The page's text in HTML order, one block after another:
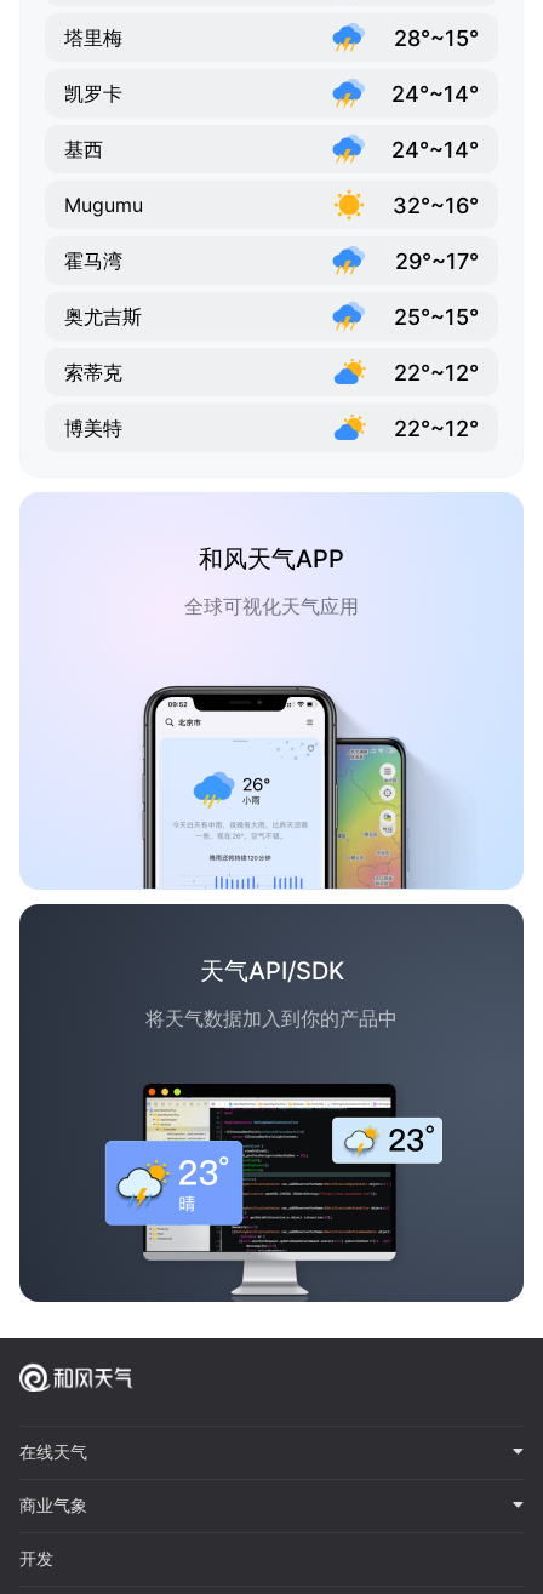
塔里梅 28°~15°
凯罗卡 24°~14°
基西 24°~14°
Mugumu 32°~16°
霍马湾 29°~17°
奥尤吉斯 25°~15°
索蒂克 22°~12°
博美特 22°~12°
和风天气APP
全球可视化天气应用
天气API/SDK
将天气数据加入到你的产品中
在线天气
商业气象
开发